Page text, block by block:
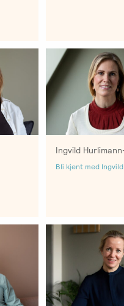
Ingvild
Bli kjent med Ingvild